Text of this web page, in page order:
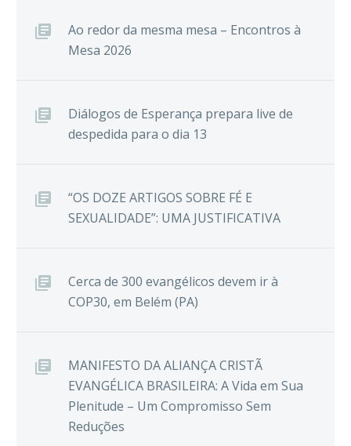
Ao redor da mesma mesa – Encontros à
Mesa 2026
Diálogos de Esperança prepara live de
despedida para o dia 13
“OS DOZE ARTIGOS SOBRE FÉ E
SEXUALIDADE”: UMA JUSTIFICATIVA
Cerca de 300 evangélicos devem ir à
COP30, em Belém (PA)
MANIFESTO DA ALIANÇA CRISTÃ
EVANGÉLICA BRASILEIRA: A Vida em Sua
Plenitude – Um Compromisso Sem
Reduções